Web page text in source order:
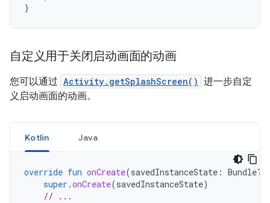
}
自定义用于关闭启动画面的动画
您可以通过 Activity.getSplashScreen() 进一步自定
义启动画面的动画。
Kotlin Java
override fun onCreate(savedInstanceState : Bundle?)
super .onCreate(savedInstanceState)
// ...